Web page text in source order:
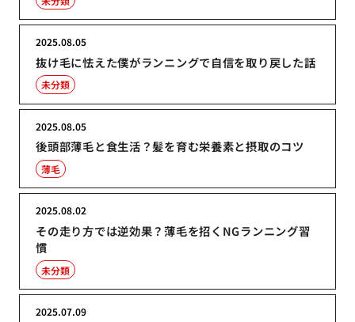
抜け毛に怯えた僕がランニングで自信を取り戻した話
2025.08.05
未分類
後頭部薄毛と食生活？髪を育む栄養素と摂取のコツ
2025.08.05
薄毛
その走り方では逆効果？薄毛を招くNGランニング習
慣
2025.08.02
未分類
2025.07.09